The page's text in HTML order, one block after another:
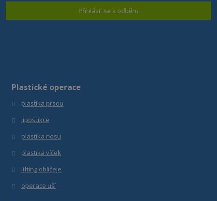
Přihlásit se k odběru
Plastické operace
plastika prsou
liposukce
plastika nosu
plastika víček
lifting obličeje
operace uší